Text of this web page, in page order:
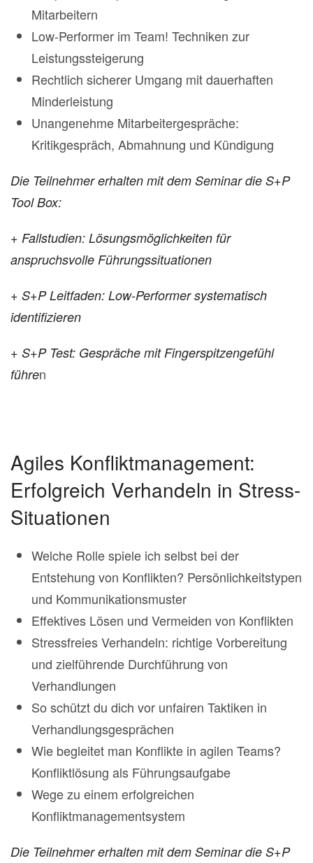
Mitarbeitern
Low-Performer im Team! Techniken zur
Leistungssteigerung
Rechtlich sicherer Umgang mit dauerhaften
Minderleistung
Unangenehme Mitarbeitergespräche:
Kritikgespräch, Abmahnung und Kündigung
Die Teilnehmer erhalten mit dem Seminar die S+P
Tool Box:
+ Fallstudien: Lösungsmöglichkeiten für
anspruchsvolle Führungssituationen
+ S+P Leitfaden: Low-Performer systematisch
identifizieren
+ S+P Test: Gespräche mit Fingerspitzengefühl
führen
Agiles Konfliktmanagement:
Erfolgreich Verhandeln in Stress-
Situationen
Welche Rolle spiele ich selbst bei der
Entstehung von Konflikten? Persönlichkeitstypen
und Kommunikationsmuster
Effektives Lösen und Vermeiden von Konflikten
Stressfreies Verhandeln: richtige Vorbereitung
und zielführende Durchführung von
Verhandlungen
So schützt du dich vor unfairen Taktiken in
Verhandlungsgesprächen
Wie begleitet man Konflikte in agilen Teams?
Konfliktlösung als Führungsaufgabe
Wege zu einem erfolgreichen
Konfliktmanagementsystem
Die Teilnehmer erhalten mit dem Seminar die S+P